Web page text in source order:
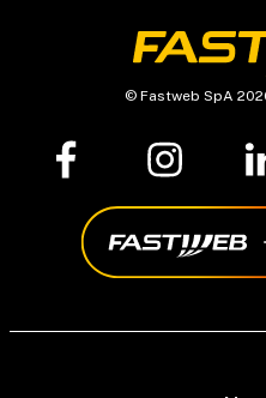
© Fastweb SpA